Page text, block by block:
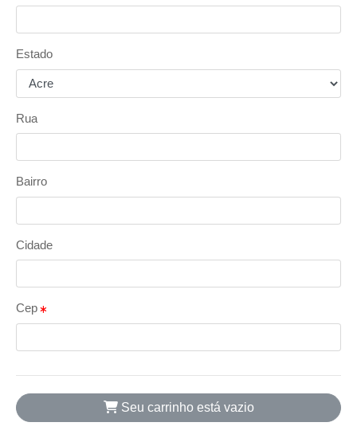
Estado
Rua
Bairro
Cidade
Cep
Seu carrinho está vazio